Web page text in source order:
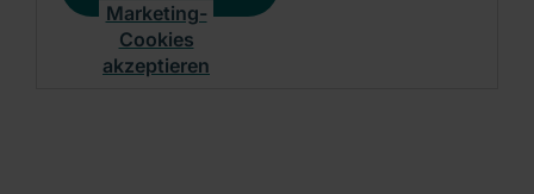
Marketing-
Cookies
akzeptieren